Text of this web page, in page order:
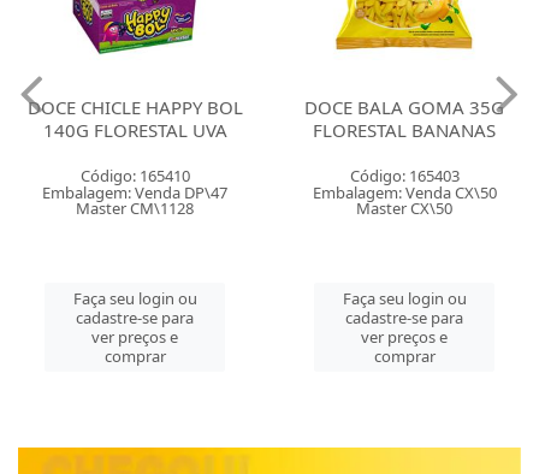
DOCE CHICLE HAPPY BOL
140G FLORESTAL UVA
Código: 165410
Embalagem: Venda DP\47
Master CM\1128
Faça seu login ou
cadastre-se para
ver preços e
comprar
DOCE BALA GOMA 35G
FLORESTAL BANANAS
Código: 165403
Embalagem: Venda CX\50
Master CX\50
Faça seu login ou
cadastre-se para
ver preços e
comprar